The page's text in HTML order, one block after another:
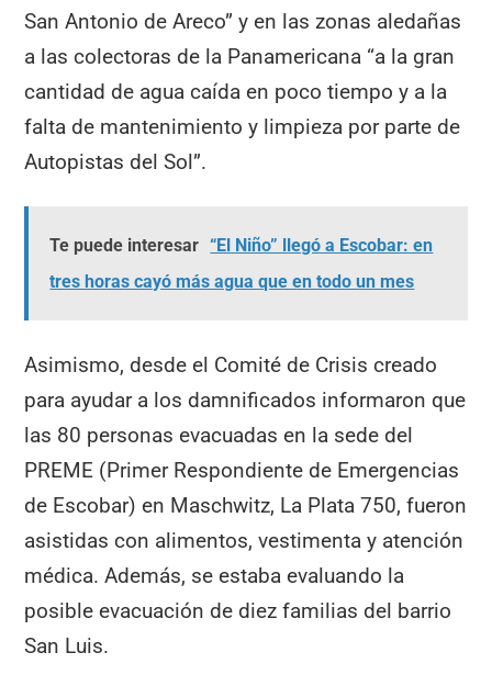
San Antonio de Areco” y en las zonas aledañas
a las colectoras de la Panamericana “a la gran
cantidad de agua caída en poco tiempo y a la
falta de mantenimiento y limpieza por parte de
Autopistas del Sol”.
Te puede interesar “El Niño” llegó a Escobar: en
tres horas cayó más agua que en todo un mes
Asimismo, desde el Comité de Crisis creado
para ayudar a los damnificados informaron que
las 80 personas evacuadas en la sede del
PREME (Primer Respondiente de Emergencias
de Escobar) en Maschwitz, La Plata 750, fueron
asistidas con alimentos, vestimenta y atención
médica. Además, se estaba evaluando la
posible evacuación de diez familias del barrio
San Luis.